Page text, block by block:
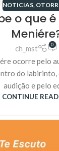
NOTICIAS
o que
ch_mst 0
ocorre pelo
do labirinto,
audição e pelo
CONTINUE